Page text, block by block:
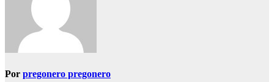
Por pregonero pregonero